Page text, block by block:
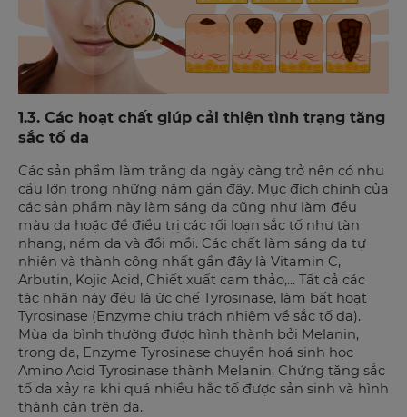
1.3. Các hoạt chất giúp cải thiện tình trạng tăng
sắc tố da
Các sản phẩm làm trắng da ngày càng trở nên có nhu
cầu lớn trong những năm gần đây. Mục đích chính của
các sản phẩm này làm sáng da cũng như làm đều
màu da hoặc để điều trị các rối loạn sắc tố như tàn
nhang, nám da và đồi mồi. Các chất làm sáng da tự
nhiên và thành công nhất gần đây là Vitamin C,
Arbutin, Kojic Acid, Chiết xuất cam thảo,... Tất cả các
tác nhân này đều là ức chế Tyrosinase, làm bất hoạt
Tyrosinase (Enzyme chịu trách nhiệm về sắc tố da).
Mùa da bình thường được hình thành bởi Melanin,
trong da, Enzyme Tyrosinase chuyển hoá sinh học
Amino Acid Tyrosinase thành Melanin. Chứng tăng sắc
tố da xảy ra khi quá nhiều hắc tố được sản sinh và hình
thành cặn trên da.